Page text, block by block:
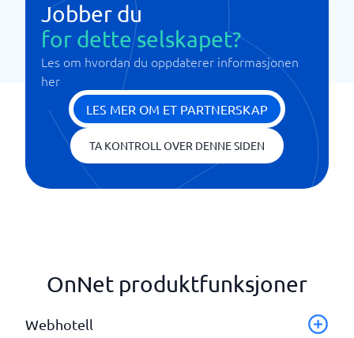
Jobber du
for dette selskapet?
Les om hvordan du oppdaterer informasjonen
her
LES MER OM ET PARTNERSKAP
TA KONTROLL OVER DENNE SIDEN
OnNet produktfunksjoner
Webhotell